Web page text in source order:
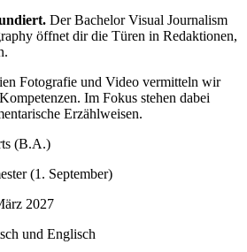
Der Bachelor Visual Journalism
öffnet dir die Türen in Redaktionen,
Fotografie und Video vermitteln wir
Im Fokus stehen dabei
Erzählweisen.
(B.A.)
(1. September)
2027
und Englisch